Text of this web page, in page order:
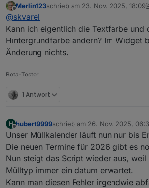
Offline
Merlin123schrieb am 23. Nov. 2025, 18:09
zuletzt editiert von Merlin123
@skvarel
Kann ich eigentlich die Textfarbe und
Hintergrundfarbe ändern? Im Widget
Änderung nichts.
Beta-Tester
1 Antwort
H
Offline
hubert9999schrieb am 26. Nov. 2025,
zuletzt editiert von
Unser Müllkalender läuft nun nur bis
Die neuen Termine für 2026 gibt es
Nun steigt das Script wieder aus, weil
Mülltyp immer ein datum erwartet.
Kann man diesen Fehler irgendwie